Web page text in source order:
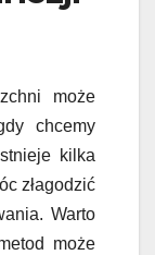
może
chcemy
kilka
złagodzić
Warto
może